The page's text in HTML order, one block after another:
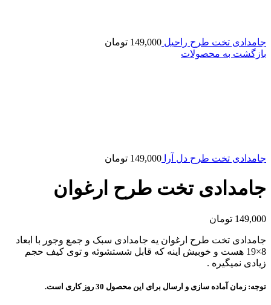
جامدادی تخت طرح راحیل 149,000 تومان
بازگشت به محصولات
جامدادی تخت طرح دل آرا 149,000 تومان
جامدادی تخت طرح ارغوان
149,000 تومان
جامدادی تخت طرح ارغوان یه جامدادی سبک و جمع وجور با ابعاد
8×19 هست و خوبیش اینه که قابل شستشوئه و توی کیف حجم
زیادی نمیگیره .
توجه: زمان آماده سازی و ارسال برای این محصول 30 روز کاری است.